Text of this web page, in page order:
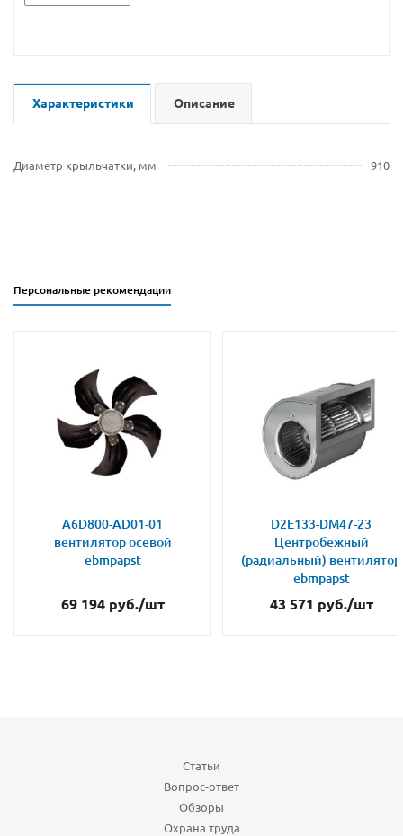
Характеристики Описание
Диаметр крыльчатки, мм 910
Персональные рекомендации
A6D800-AD01-01
вентилятор осевой
ebmpapst
69 194руб./шт
D2E133-DM47-23
Центробежный
(радиальный) вентилятор
ebmpapst
43 571 руб./шт
Статьи
Вопрос-ответ
Обзоры
Охрана труда